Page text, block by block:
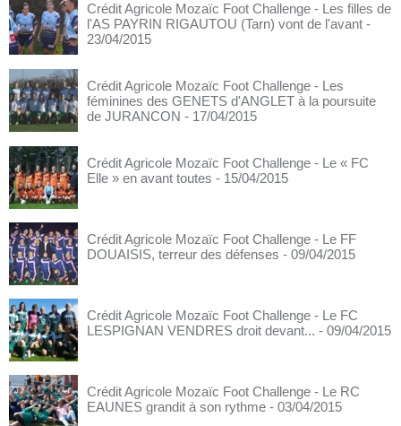
Crédit Agricole Mozaïc Foot Challenge - Les filles de
l'AS PAYRIN RIGAUTOU (Tarn) vont de l'avant -
23/04/2015
Crédit Agricole Mozaïc Foot Challenge - Les
féminines des GENETS d'ANGLET à la poursuite
de JURANCON - 17/04/2015
Crédit Agricole Mozaïc Foot Challenge - Le « FC
Elle » en avant toutes - 15/04/2015
Crédit Agricole Mozaïc Foot Challenge - Le FF
DOUAISIS, terreur des défenses - 09/04/2015
Crédit Agricole Mozaïc Foot Challenge - Le FC
LESPIGNAN VENDRES droit devant... - 09/04/2015
Crédit Agricole Mozaïc Foot Challenge - Le RC
EAUNES grandit à son rythme - 03/04/2015